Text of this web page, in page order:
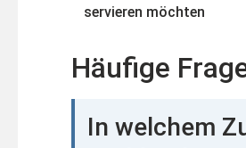
servieren möchten
Häufige
In welchem